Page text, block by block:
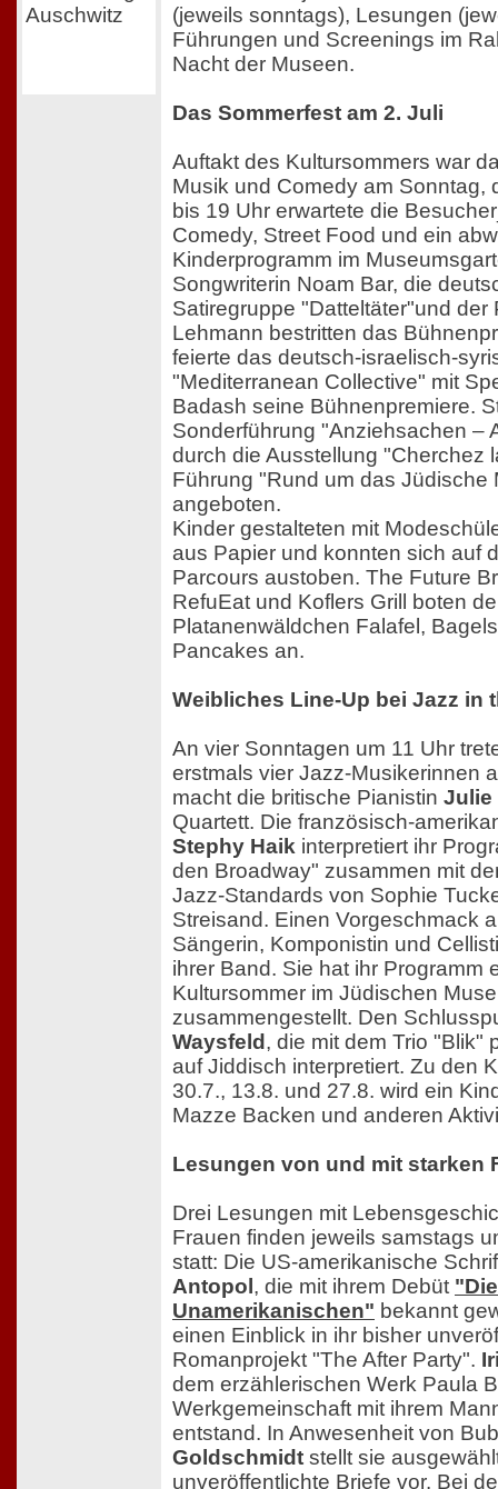
(jeweils sonntags), Lesungen
Führungen und Screenings im
Nacht der Museen.
Das Sommerfest am 2. Juli
Auftakt des Kultursommers war
Musik und Comedy am Sonntag,
bis 19 Uhr erwartete die
Comedy, Street Food und ein
Kinderprogramm im
Songwriterin Noam Bar, die
Satiregruppe "Datteltäter"und
Lehmann bestritten das
feierte das deutsch-israelisch-
"Mediterranean Collective" mit
Badash seine Bühnenpremiere.
Sonderführung "Anziehsachen –
durch die Ausstellung "Cherchez
Führung "Rund um das Jüdische
angeboten.
Kinder gestalteten mit
aus Papier und konnten sich auf
Parcours austoben. The Future
RefuEat und Koflers Grill boten
Platanenwäldchen Falafel,
Pancakes an.
Weibliches Line-Up bei Jazz in
An vier Sonntagen um 11 Uhr
erstmals vier Jazz-Musikerinnen
macht die britische Pianistin Julie
Quartett. Die französisch-
Stephy Haik interpretiert ihr
den Broadway" zusammen mit
Jazz-Standards von Sophie
Streisand. Einen Vorgeschmack
Sängerin, Komponistin und
ihrer Band. Sie hat ihr Programm
Kultursommer im Jüdischen
zusammengestellt. Den
Waysfeld , die mit dem Trio "Blik"
auf Jiddisch interpretiert. Zu den
30.7., 13.8. und 27.8. wird ein
Mazze Backen und anderen
Lesungen von und mit starken
Drei Lesungen mit
Frauen finden jeweils samstags
statt: Die US-amerikanische
Antopol , die mit ihrem Debüt "Die
Unamerikanischen" bekannt
einen Einblick in ihr bisher
Romanprojekt "The After Party".
dem erzählerischen Werk Paula
Werkgemeinschaft mit ihrem
entstand. In Anwesenheit von
Goldschmidt stellt sie
unveröffentlichte Briefe vor. Bei